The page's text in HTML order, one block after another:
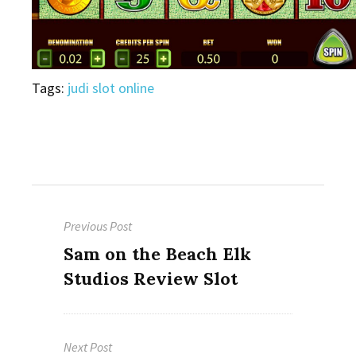
Tags: judi slot online
navigation
Previous Post
Previous
post:
Sam on the Beach Elk
Studios Review Slot
Next Post